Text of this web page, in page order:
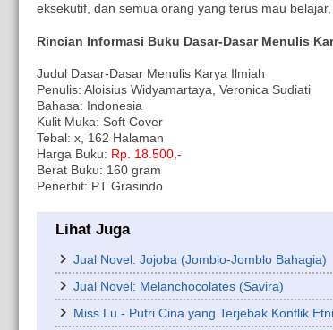
eksekutif, dan semua orang yang terus mau
Rincian Informasi Buku Dasar-Dasar Menulis
Judul Dasar-Dasar Menulis Karya Ilmiah
Penulis: Aloisius Widyamartaya, Veronica Sudiati
Bahasa: Indonesia
Kulit Muka: Soft Cover
Tebal: x, 162 Halaman
Harga Buku: Rp. 18.500,-
Berat Buku: 160 gram
Penerbit: PT Grasindo
Lihat Juga
Jual Novel: Jojoba (Jomblo-Jomblo Bahagia)
Jual Novel: Melanchocolates (Savira)
Miss Lu - Putri Cina yang Terjebak Konflik